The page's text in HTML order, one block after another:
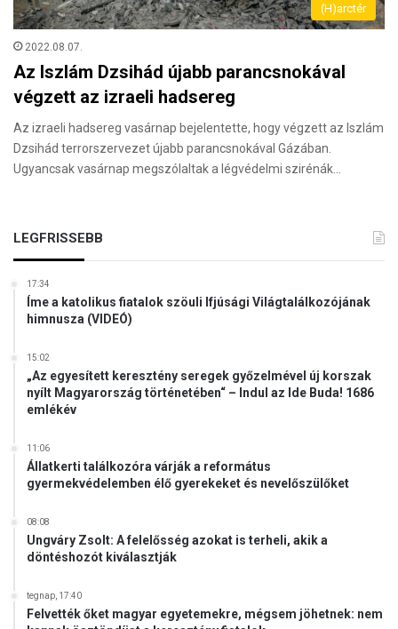
(H)arctér
2022.08.07.
Az Iszlám Dzsihád újabb parancsnokával
végzett az izraeli hadsereg
Az izraeli hadsereg vasárnap bejelentette, hogy végzett az Iszlám
Dzsihád terrorszervezet újabb parancsnokával Gázában.
Ugyancsak vasárnap megszólaltak a légvédelmi szirénák…
LEGFRISSEBB
17:34
Íme a katolikus fiatalok szöuli Ifjúsági Világtalálkozójának
himnusza (VIDEÓ)
15:02
„Az egyesített keresztény seregek győzelmével új korszak
nyílt Magyarország történetében“ – Indul az Ide Buda! 1686
emlékév
11:06
Állatkerti találkozóra várják a református
gyermekvédelemben élő gyerekeket és nevelőszülőket
08:08
Ungváry Zsolt: A felelősség azokat is terheli, akik a
döntéshozót kiválasztják
tegnap, 17:40
Felvették őket magyar egyetemekre, mégsem jöhetnek: nem